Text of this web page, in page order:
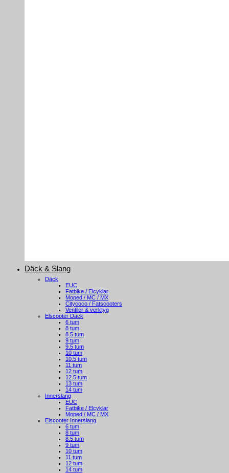
Däck & Slang
Däck
EUC
Fatbike / Elcyklar
Moped / MC / MX
Citycoco / Fatscooters
Ventiler & verktyg
Elscooter Däck
6 tum
8 tum
8.5 tum
9 tum
9.5 tum
10 tum
10.5 tum
11 tum
12 tum
12.5 tum
13 tum
14 tum
Innerslang
EUC
Fatbike / Elcyklar
Moped / MC / MX
Elscooter Innerslang
6 tum
8 tum
8.5 tum
9 tum
10 tum
11 tum
12 tum
14 tum